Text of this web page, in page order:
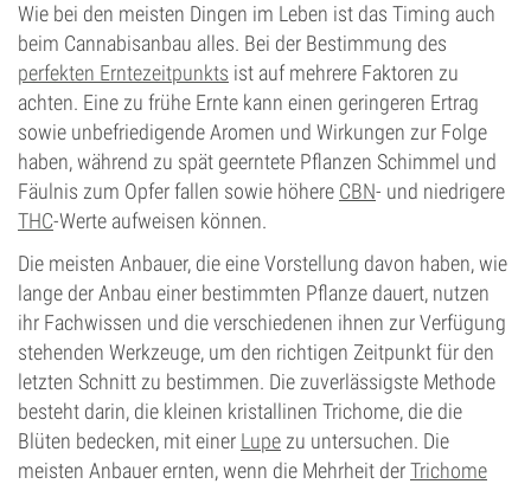
Wie bei den meisten Dingen im Leben ist das Timing auch
beim Cannabisanbau alles. Bei der Bestimmung des
perfekten Erntezeitpunkts ist auf mehrere Faktoren zu
achten. Eine zu frühe Ernte kann einen geringeren Ertrag
sowie unbefriedigende Aromen und Wirkungen zur Folge
haben, während zu spät geerntete Pflanzen Schimmel und
Fäulnis zum Opfer fallen sowie höhere CBN- und niedrigere
THC-Werte aufweisen können.
Die meisten Anbauer, die eine Vorstellung davon haben, wie
lange der Anbau einer bestimmten Pflanze dauert, nutzen
ihr Fachwissen und die verschiedenen ihnen zur Verfügung
stehenden Werkzeuge, um den richtigen Zeitpunkt für den
letzten Schnitt zu bestimmen. Die zuverlässigste Methode
besteht darin, die kleinen kristallinen Trichome, die die
Blüten bedecken, mit einer Lupe zu untersuchen. Die
meisten Anbauer ernten, wenn die Mehrheit derTrichome